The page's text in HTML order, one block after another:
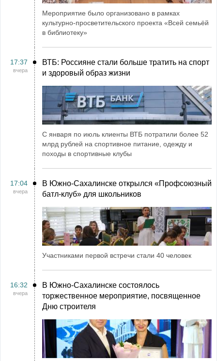
Мероприятие было организовано в рамках
культурно-просветительского проекта «Всей семьёй
в библиотеку»
17:37
вчера
ВТБ: Россияне стали больше тратить на спорт
и здоровый образ жизни
С января по июль клиенты ВТБ потратили более 52
млрд рублей на спортивное питание, одежду и
походы в спортивные клубы
17:04
вчера
В Южно-Сахалинске открылся «Профсоюзный
батл-клуб» для школьников
Участниками первой встречи стали 40 человек
16:32
вчера
В Южно-Сахалинске состоялось
торжественное мероприятие, посвященное
Дню строителя